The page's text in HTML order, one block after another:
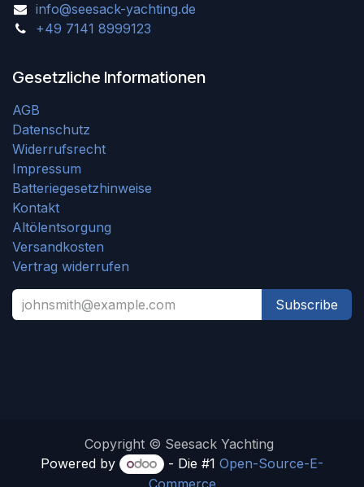
info@seesack-yachting.de
+49 7141 8999123
Gesetzliche Informationen
AGB
Datenschutz
Widerrufsrecht
Impressum
Batteriegesetzhinweise
Kontakt
Altölentsorgung
Versandkosten
Vertrag widerrufen
Subscribe
Copyright © Seesack Yachting
Powered by
- Die #1 Open-Source-E-